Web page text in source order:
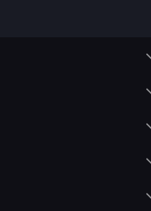
cấp Thành Phố Âm Ỉ.